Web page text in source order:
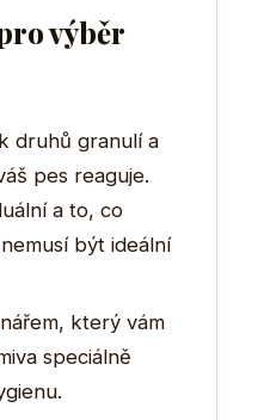
výběr
druhů granulí a
pes reaguje.
a to, co
být ideální
který vám
speciálně